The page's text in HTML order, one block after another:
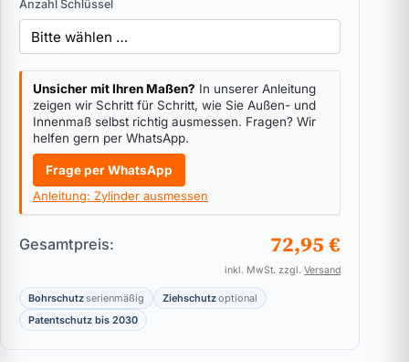
Anzahl Schlüssel
Unsicher mit Ihren Maßen? In unserer Anleitung
zeigen wir Schritt für Schritt, wie Sie Außen- und
Innenmaß selbst richtig ausmessen. Fragen? Wir
helfen gern per WhatsApp.
Frage per WhatsApp
Anleitung: Zylinder ausmessen
Gesamtpreis: 72,95 €
inkl. MwSt. zzgl.Versand
Bohrschutzserienmäßig Ziehschutzoptional
Patentschutz bis 2030